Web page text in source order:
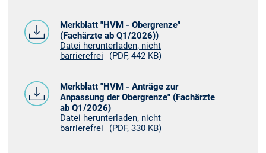
Merkblatt "HVM - Obergrenze"
(Fachärzte ab Q1/2026))
Datei herunterladen, nicht
barrierefrei
(PDF, 442 KB)
Merkblatt "HVM - Anträge zur
Anpassung der Obergrenze" (Fachärzte
ab Q1/2026)
Datei herunterladen, nicht
barrierefrei
(PDF, 330 KB)